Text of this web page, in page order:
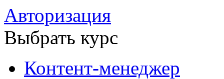
Авторизация
Выбрать курс
Контент-менеджер